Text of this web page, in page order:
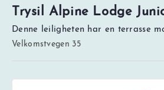
Trysil Alpine Lodge
Denne leiligheten har en terrasse
Velkomstvegen 35